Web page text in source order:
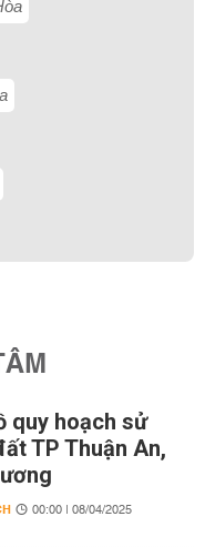
quy hoạch sử
TP Thuận An,
00:00 | 08/04/2025